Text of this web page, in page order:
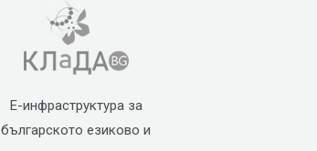
Е-инфраструктура за
българското езиково и